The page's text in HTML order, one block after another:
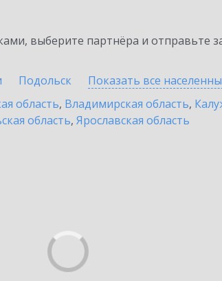
выберите партнёра и отправьте
Подольск Показать все
область, Владимирская область,
область, Ярославская область